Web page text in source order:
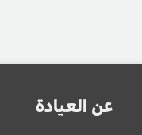
عن العيادة